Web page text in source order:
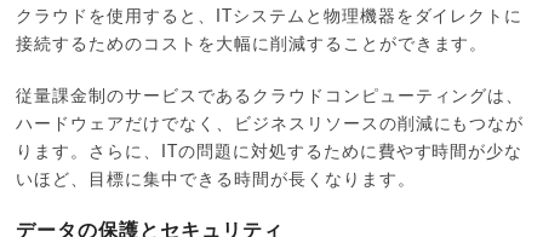
クラウドを使用すると、ITシステムと物理機器をダイレクトに
接続するためのコストを大幅に削減することができます。
従量課金制のサービスであるクラウドコンピューティングは、
ハードウェアだけでなく、ビジネスリソースの削減にもつなが
ります。さらに、ITの問題に対処するために費やす時間が少な
いほど、目標に集中できる時間が長くなります。
データの保護とセキュリティ